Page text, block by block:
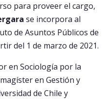
para proveer el cargo,
se incorpora al
de Asuntos Públicos de
del 1 de marzo de 2021.
en Sociología por la
en Gestión y
de Chile y